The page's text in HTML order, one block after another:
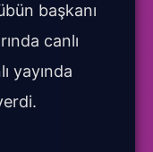
başkanı
canlı
yayında